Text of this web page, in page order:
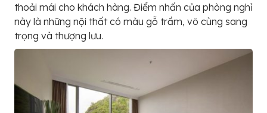
thoải mái cho khách hàng. Điểm nhấn của phòng nghỉ
này là những nội thất có màu gỗ trầm, vô cùng sang
trọng và thượng lưu.